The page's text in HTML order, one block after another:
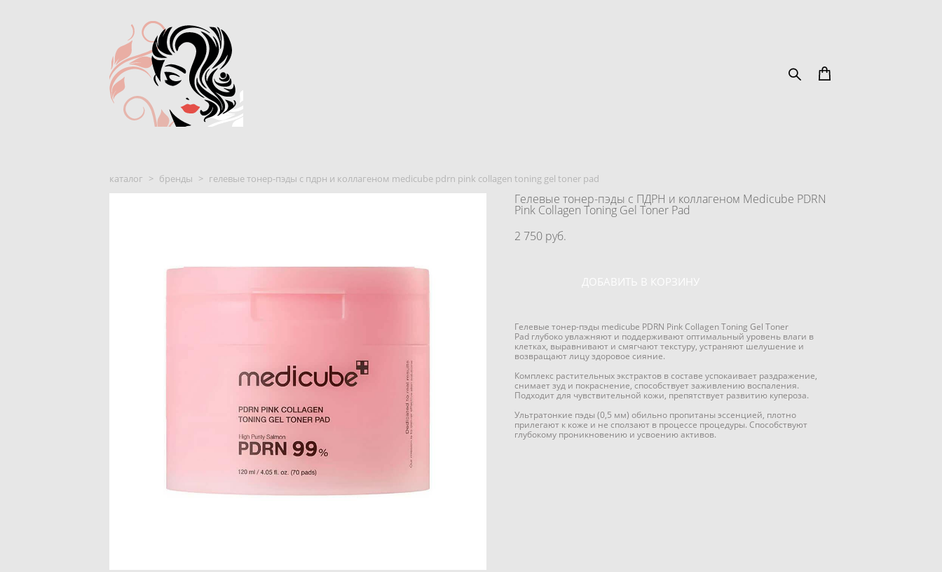
каталог > бренды > гелевые тонер-пэды с пдрн и коллагеном medicube pdrn pink collagen toning gel toner pad
Гелевые тонер-пэды с ПДРН и коллагеном Medicube PDRN
Pink Collagen Toning Gel Toner Pad
2 750 pуб.
ДОБАВИТЬ В КОРЗИНУ
Гелевые тонер-пэды medicube PDRN Pink Collagen Toning Gel Toner
Pad глубоко увлажняют и поддерживают оптимальный уровень влаги в
клетках, выравнивают и смягчают текстуру, устраняют шелушение и
возвращают лицу здоровое сияние.
Комплекс растительных экстрактов в составе успокаивает раздражение,
снимает зуд и покраснение, способствует заживлению воспаления.
Подходит для чувствительной кожи, препятствует развитию купероза.
Ультратонкие пэды (0,5 мм) обильно пропитаны эссенцией, плотно
прилегают к коже и не сползают в процессе процедуры. Способствуют
глубокому проникновению и усвоению активов.